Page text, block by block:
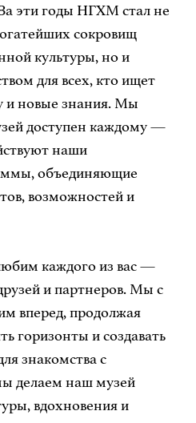
эти годы НГХМ стал не
сокровищ
культуры, но и
для всех, кто ищет
и новые знания. Мы
доступен каждому —
наши
объединяющие
возможностей и
каждого из вас —
и партнеров. Мы с
вперед, продолжая
горизонты и создавать
знакомства с
делаем наш музей
вдохновения и